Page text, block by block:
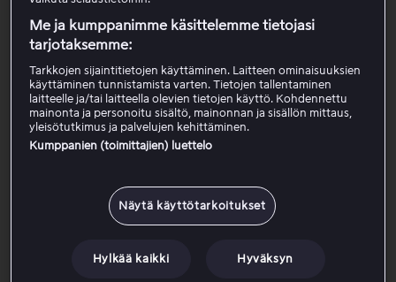
Vahvista sitten osto Apple-tililläsi.
Kun Apple on vahvistanut oston, voit aloittaa katselun
heti.
Tärkeää tietää
Tilaus uusiutuu automaattisesti joka kuukausi.
tilaus on tehty Applen kautta.
Me ja kumppanimme käsittelemme tietojasi
tarjotaksemme:
Tarkkojen sijaintitietojen käyttäminen. Laitteen ominaisuuksien
käyttäminen tunnistamista varten. Tietojen tallentaminen
laitteelle ja/tai laitteella olevien tietojen käyttö. Kohdennettu
mainonta ja personoitu sisältö, mainonnan ja sisällön mittaus,
yleisötutkimus ja palvelujen kehittäminen.
Kumppanien (toimittajien) luettelo
Näytä käyttötarkoitukset
Hylkää kaikki Hyväksyn